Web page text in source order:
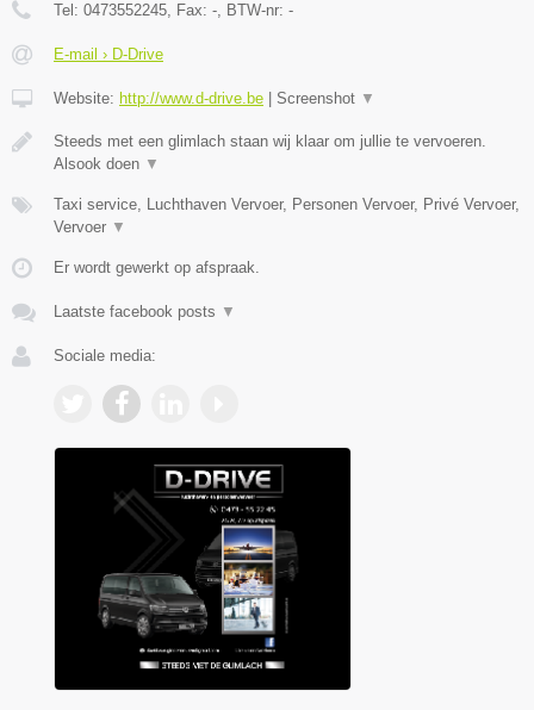
Tel: 0473552245, Fax: -, BTW-nr: -
E-mail › D-Drive
Website: http://www.d-drive.be Screenshot ▼
Steeds met een glimlach staan wij klaar om jullie te vervoeren.
Alsook doen ▼
Taxi service, Luchthaven Vervoer, Personen Vervoer, Privé Vervoer,
Vervoer ▼
Er wordt gewerkt op afspraak.
Laatste facebook posts ▼
Sociale media: